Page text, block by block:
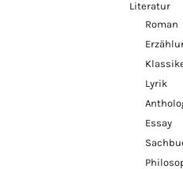
Literatur
Roman
Lyrik
Essay